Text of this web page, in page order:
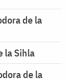
de la
la Sihla
de la